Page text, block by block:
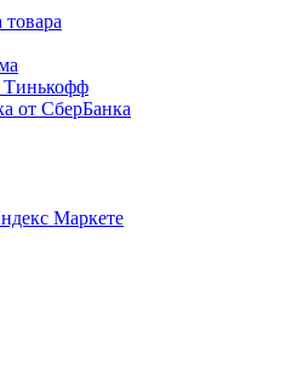
товара
Тинькофф
от СберБанка
Маркете